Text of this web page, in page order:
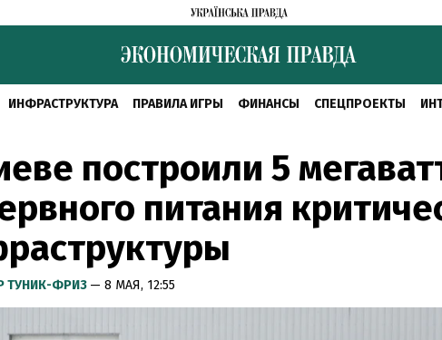
ИНФРАСТРУКТУРА ПРАВИЛА ИГРЫ ФИНАНСЫ СПЕЦПРОЕКТЫ
построили 5
питания
ТУНИК-ФРИЗ — 8 МАЯ, 12:55